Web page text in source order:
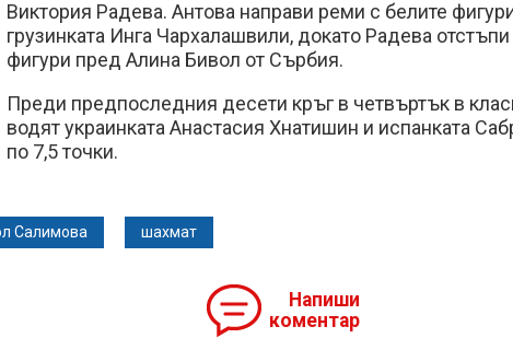
Виктория Радева. Антова направи реми с белите
грузинката Инга Чархалашвили, докато Радева
фигури пред Алина Бивол от Сърбия.
Преди предпоследния десети кръг в четвъртък в
водят украинката Анастасия Хнатишин и испанката
по 7,5 точки.
Салимова шахмат
Напиши
коментар